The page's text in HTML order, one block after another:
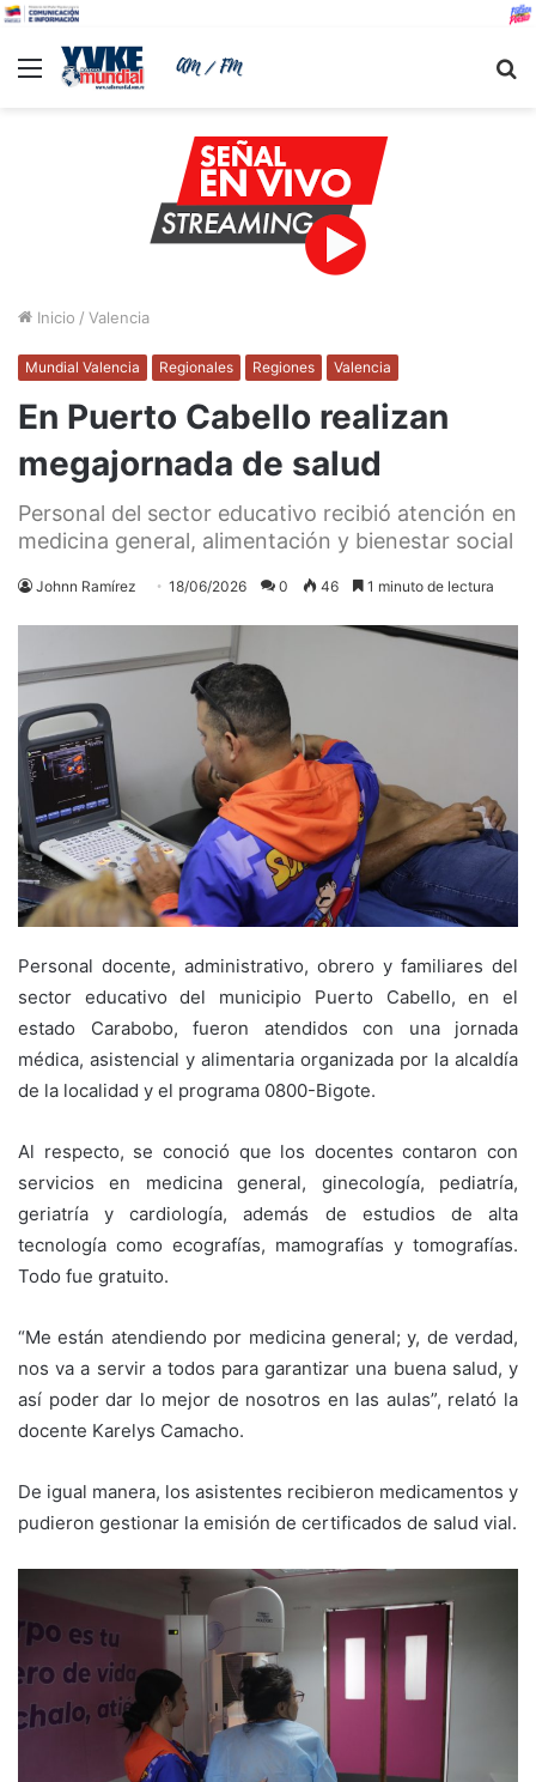
Menu
Inicio / Valencia
Mundial Valencia Regionales Regiones Valencia
En Puerto Cabello realizan
megajornada de salud
Personal del sector educativo recibió atención en
medicina general, alimentación y bienestar social
Johnn Ramírez 18/06/2026 0 46 1 minuto de lectura
Personal docente, administrativo, obrero y familiares del
sector educativo del municipio Puerto Cabello, en el
estado Carabobo, fueron atendidos con una jornada
médica, asistencial y alimentaria organizada por la alcaldía
de la localidad y el programa 0800-Bigote.
Al respecto, se conoció que los docentes contaron con
servicios en medicina general, ginecología, pediatría,
geriatría y cardiología, además de estudios de alta
tecnología como ecografías, mamografías y tomografías.
Todo fue gratuito.
“Me están atendiendo por medicina general; y, de verdad,
nos va a servir a todos para garantizar una buena salud, y
así poder dar lo mejor de nosotros en las aulas”, relató la
docente Karelys Camacho.
De igual manera, los asistentes recibieron medicamentos y
pudieron gestionar la emisión de certificados de salud vial.